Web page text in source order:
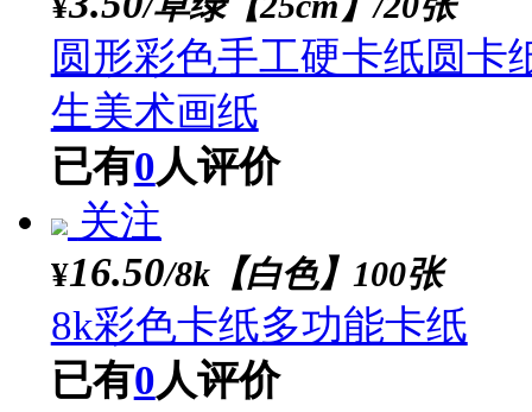
外方内圆卡纸圆形画
硬卡纸手工幼儿园环
已有0人评价
关注
¥3.50/草绿【25cm】/20张
圆形彩色手工硬卡纸
生美术画纸